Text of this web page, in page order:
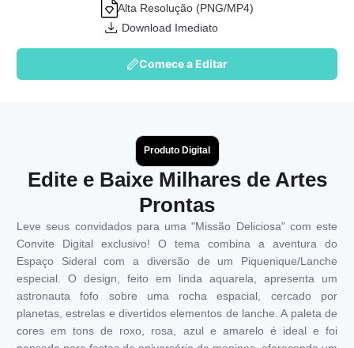
Alta Resolução (PNG/MP4)
Download Imediato
Comece a Editar
Produto Digital
Edite e Baixe Milhares de Artes
Prontas
Leve seus convidados para uma "Missão Deliciosa" com este
Convite Digital exclusivo! O tema combina a aventura do
Espaço Sideral com a diversão de um Piquenique/Lanche
especial. O design, feito em linda aquarela, apresenta um
astronauta fofo sobre uma rocha espacial, cercado por
planetas, estrelas e divertidos elementos de lanche. A paleta de
cores em tons de roxo, rosa, azul e amarelo é ideal e foi